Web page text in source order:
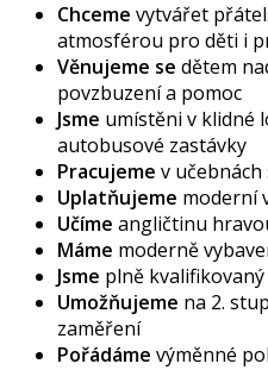
Chceme vytvářet
atmosférou pro děti i
Věnujeme se dětem
povzbuzení a pomoc
Jsme umístěni v klidné
autobusové zastávky
Pracujeme v
Uplatňujeme moderní
Učíme angličtinu
Máme moderně
Jsme plně
Umožňujeme na 2.
zaměření
Pořádáme výměnné